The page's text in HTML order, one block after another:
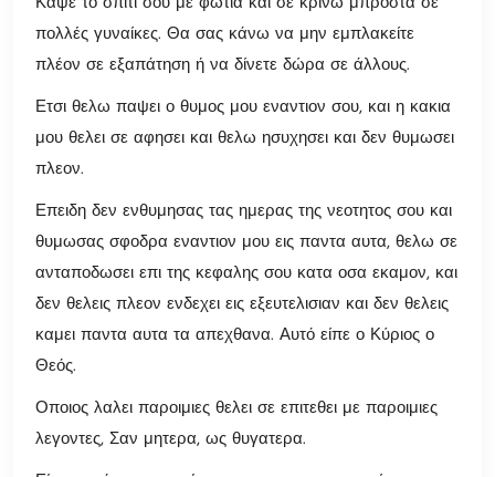
Κάψε το σπίτι σου με φωτιά και σε κρίνω μπροστά σε
πολλές γυναίκες. Θα σας κάνω να μην εμπλακείτε
πλέον σε εξαπάτηση ή να δίνετε δώρα σε άλλους.
Ετσι θελω παψει ο θυμος μου εναντιον σου, και η κακια
μου θελει σε αφησει και θελω ησυχησει και δεν θυμωσει
πλεον.
Επειδη δεν ενθυμησας τας ημερας της νεοτητος σου και
θυμωσας σφοδρα εναντιον μου εις παντα αυτα, θελω σε
ανταποδωσει επι της κεφαλης σου κατα οσα εκαμον, και
δεν θελεις πλεον ενδεχει εις εξευτελισιαν και δεν θελεις
καμει παντα αυτα τα απεχθανα. Αυτό είπε ο Κύριος ο
Θεός.
Οποιος λαλει παροιμιες θελει σε επιτεθει με παροιμιες
λεγοντες, Σαν μητερα, ως θυγατερα.